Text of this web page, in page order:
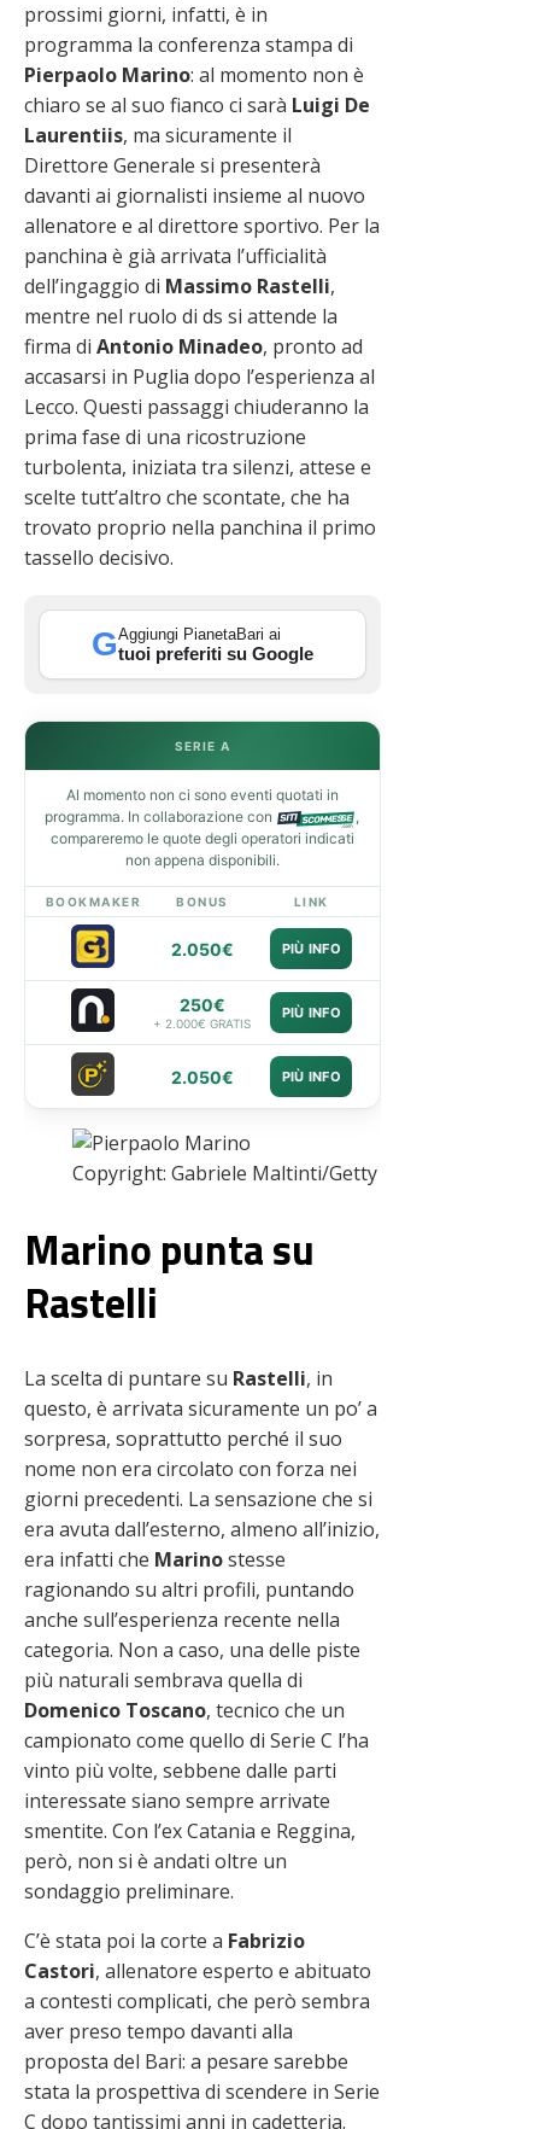
prossimi giorni, infatti, è in
programma la conferenza stampa di
Pierpaolo Marino: al momento non è
chiaro se al suo fianco ci sarà Luigi De
Laurentiis, ma sicuramente il
Direttore Generale si presenterà
davanti ai giornalisti insieme al nuovo
allenatore e al direttore sportivo. Per la
panchina è già arrivata l’ufficialità
dell’ingaggio di Massimo Rastelli,
mentre nel ruolo di ds si attende la
firma di Antonio Minadeo, pronto ad
accasarsi in Puglia dopo l’esperienza al
Lecco. Questi passaggi chiuderanno la
prima fase di una ricostruzione
turbolenta, iniziata tra silenzi, attese e
scelte tutt’altro che scontate, che ha
trovato proprio nella panchina il primo
tassello decisivo.
GAggiungi PianetaBari ai
tuoi preferiti su Google
SERIE A
Al momento non ci sono eventi quotati in
programma. In collaborazione con
,
compareremo le quote degli operatori indicati
non appena disponibili.
BOOKMAKER BONUS LINK
2.050€ PIÙ INFO
250€
+ 2.000€ GRATIS
PIÙ INFO
2.050€ PIÙ INFO
Copyright: Gabriele Maltinti/Getty Images – Via
Marino punta su
Rastelli
La scelta di puntare su Rastelli, in
questo, è arrivata sicuramente un po’ a
sorpresa, soprattutto perché il suo
nome non era circolato con forza nei
giorni precedenti. La sensazione che si
era avuta dall’esterno, almeno all’inizio,
era infatti che Marinostesse
ragionando su altri profili, puntando
anche sull’esperienza recente nella
categoria. Non a caso, una delle piste
più naturali sembrava quella di
Domenico Toscano, tecnico che un
campionato come quello di Serie C l’ha
vinto più volte, sebbene dalle parti
interessate siano sempre arrivate
smentite. Con l’ex Catania e Reggina,
però, non si è andati oltre un
sondaggio preliminare.
C’è stata poi la corte a Fabrizio
Castori, allenatore esperto e abituato
a contesti complicati, che però sembra
aver preso tempo davanti alla
proposta del Bari: a pesare sarebbe
stata la prospettiva di scendere in Serie
C dopo tantissimi anni in cadetteria.